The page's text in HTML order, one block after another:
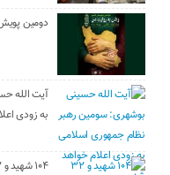
دومین
آیت الله
به زودی
۱۰۴ شهید و ۳۲ مجروح نتیجه حمله آمریکا به ناو دنا